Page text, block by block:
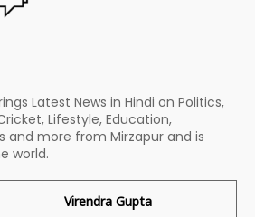
Latest News in Hindi on Politics,
Lifestyle, Education,
and more from Mirzapur and is
world.
Virendra Gupta